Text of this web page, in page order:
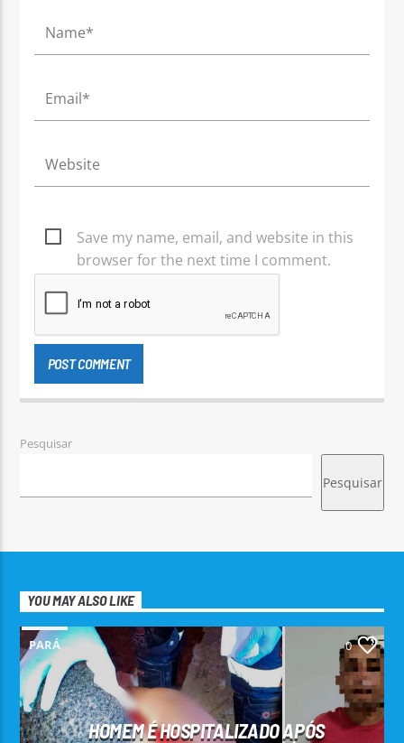
Save my name, email, and website in this
browser for the next time I comment.
Pesquisar
Pesquisar
YOU MAY ALSO LIKE
PARÁ 0
HOMEM É HOSPITALIZADO APÓS